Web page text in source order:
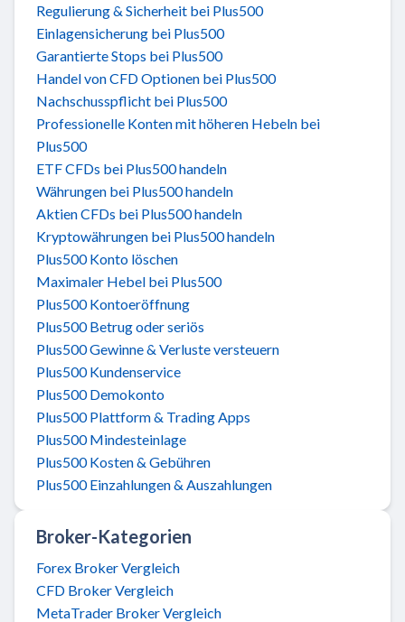
Regulierung & Sicherheit bei Plus500
Einlagensicherung bei Plus500
Garantierte Stops bei Plus500
Handel von CFD Optionen bei Plus500
Nachschusspflicht bei Plus500
Professionelle Konten mit höheren Hebeln bei
Plus500
ETF CFDs bei Plus500 handeln
Währungen bei Plus500 handeln
Aktien CFDs bei Plus500 handeln
Kryptowährungen bei Plus500 handeln
Plus500 Konto löschen
Maximaler Hebel bei Plus500
Plus500 Kontoeröffnung
Plus500 Betrug oder seriös
Plus500 Gewinne & Verluste versteuern
Plus500 Kundenservice
Plus500 Demokonto
Plus500 Plattform & Trading Apps
Plus500 Mindesteinlage
Plus500 Kosten & Gebühren
Plus500 Einzahlungen & Auszahlungen
Broker-Kategorien
Forex Broker Vergleich
CFD Broker Vergleich
MetaTrader Broker Vergleich